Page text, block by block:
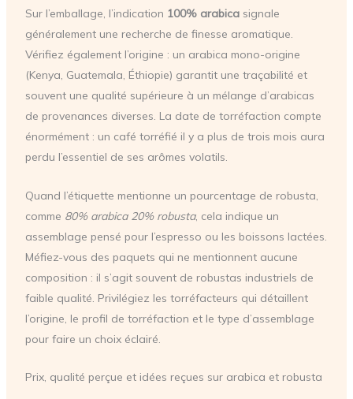
Sur l’emballage, l’indication 100% arabicasignale
généralement une recherche de finesse aromatique.
Vérifiez également l’origine : un arabica mono-origine
(Kenya, Guatemala, Éthiopie) garantit une traçabilité et
souvent une qualité supérieure à un mélange d’arabicas
de provenances diverses. La date de torréfaction compte
énormément : un café torréfié il y a plus de trois mois aura
perdu l’essentiel de ses arômes volatils.
Quand l’étiquette mentionne un pourcentage de robusta,
comme 80% arabica 20% robusta, cela indique un
assemblage pensé pour l’espresso ou les boissons lactées.
Méfiez-vous des paquets qui ne mentionnent aucune
composition : il s’agit souvent de robustas industriels de
faible qualité. Privilégiez les torréfacteurs qui détaillent
l’origine, le profil de torréfaction et le type d’assemblage
pour faire un choix éclairé.
Prix, qualité perçue et idées reçues sur arabica et robusta